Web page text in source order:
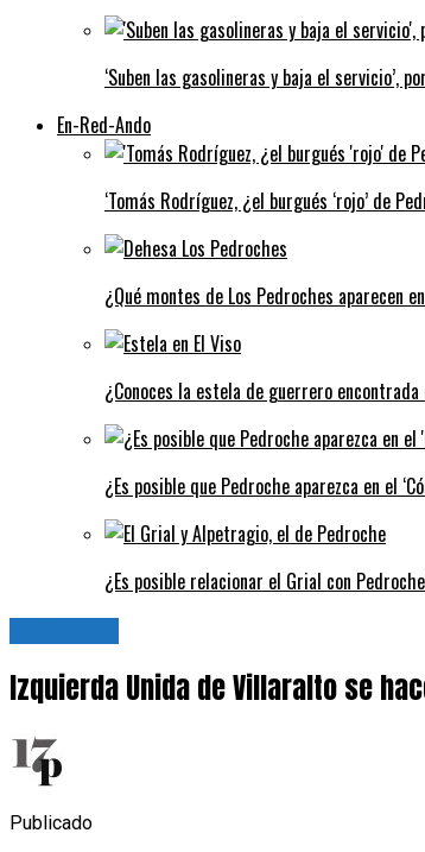
‘Suben las gasolineras y baja el servicio’,
En-Red-Ando
‘Tomás Rodríguez, ¿el burgués ‘rojo’ de
¿Qué montes de Los Pedroches aparecen
¿Conoces la estela de guerrero encontrada
¿Es posible que Pedroche aparezca en el
¿Es posible relacionar el Grial con
Izquierda Unida de Villaralto se
Publicado